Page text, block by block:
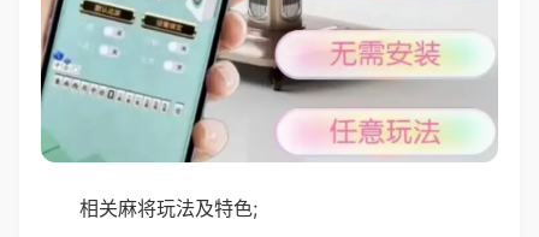
相关麻将玩法及特色;